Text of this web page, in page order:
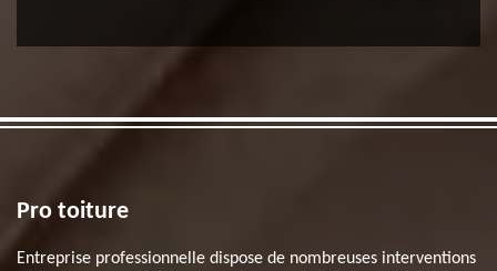
Pro toiture
Entreprise professionnelle dispose de nombreuses interventions